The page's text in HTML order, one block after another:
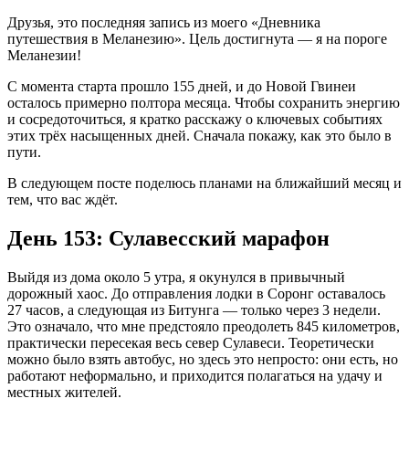
Друзья, это последняя запись из моего «Дневника
путешествия в Меланезию». Цель достигнута — я на пороге
Меланезии!
С момента старта прошло 155 дней, и до Новой Гвинеи
осталось примерно полтора месяца. Чтобы сохранить энергию
и сосредоточиться, я кратко расскажу о ключевых событиях
этих трёх насыщенных дней. Сначала покажу, как это было в
пути.
В следующем посте поделюсь планами на ближайший месяц и
тем, что вас ждёт.
День 153: Сулавесский марафон
Выйдя из дома около 5 утра, я окунулся в привычный
дорожный хаос. До отправления лодки в Соронг оставалось
27 часов, а следующая из Битунга — только через 3 недели.
Это означало, что мне предстояло преодолеть 845 километров,
практически пересекая весь север Сулавеси. Теоретически
можно было взять автобус, но здесь это непросто: они есть, но
работают неформально, и приходится полагаться на удачу и
местных жителей.